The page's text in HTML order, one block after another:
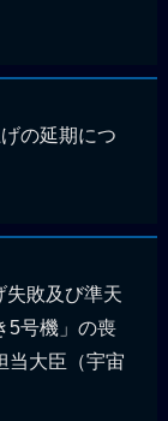
の延期につ
失敗及び準天
5号機」の喪
当大臣（宇宙